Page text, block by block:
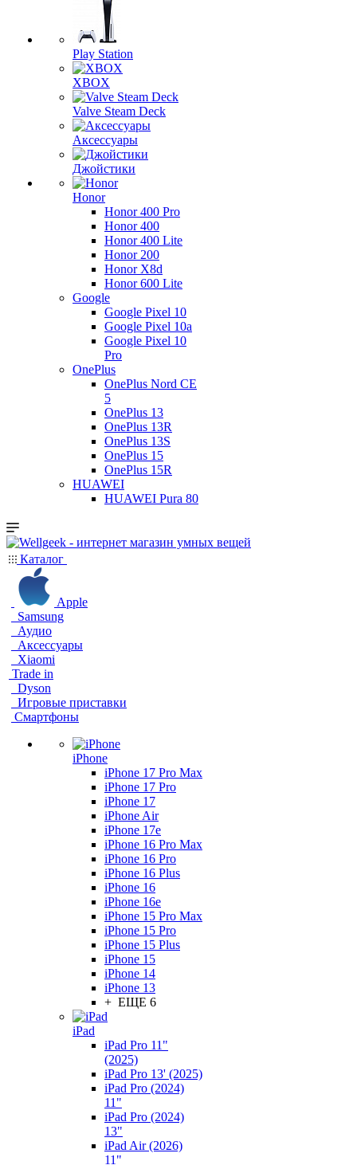
Play Station
XBOX
Valve Steam Deck
Аксессуары
Джойстики
Honor
Honor 400 Pro
Honor 400
Honor 400 Lite
Honor 200
Honor X8d
Honor 600 Lite
Google
Google Pixel 10
Google Pixel 10a
Google Pixel 10
Pro
OnePlus
OnePlus Nord CE
5
OnePlus 13
OnePlus 13R
OnePlus 13S
OnePlus 15
OnePlus 15R
HUAWEI
HUAWEI Pura 80
Каталог
Apple
Samsung
Аудио
Аксессуары
Xiaomi
Trade in
Dyson
Игровые приставки
Смартфоны
iPhone
iPhone 17 Pro Max
iPhone 17 Pro
iPhone 17
iPhone Air
iPhone 17e
iPhone 16 Pro Max
iPhone 16 Pro
iPhone 16 Plus
iPhone 16
iPhone 16e
iPhone 15 Pro Max
iPhone 15 Pro
iPhone 15 Plus
iPhone 15
iPhone 14
iPhone 13
+ ЕЩЕ 6
iPad
iPad Pro 11"
(2025)
iPad Pro 13' (2025)
iPad Pro (2024)
11"
iPad Pro (2024)
13"
iPad Air (2026)
11"